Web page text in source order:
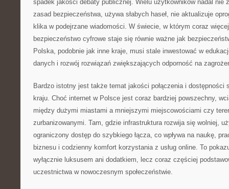
spadek jakości debaty publicznej. Wielu użytkowników nadal nie
zasad bezpieczeństwa, używa słabych haseł, nie aktualizuje
klika w podejrzane wiadomości. W świecie, w którym coraz
bezpieczeństwo cyfrowe staje się równie ważne jak
Polska, podobnie jak inne kraje, musi stale inwestować w
danych i rozwój rozwiązań zwiększających odporność na
Bardzo istotny jest także temat jakości połączenia i dostępności
kraju. Choć internet w Polsce jest coraz bardziej powszechny,
między dużymi miastami a mniejszymi miejscowościami czy
zurbanizowanymi. Tam, gdzie infrastruktura rozwija się wolniej,
ograniczony dostęp do szybkiego łącza, co wpływa na naukę,
biznesu i codzienny komfort korzystania z usług online. To
wyłącznie luksusem ani dodatkiem, lecz coraz częściej
uczestnictwa w nowoczesnym społeczeństwie.